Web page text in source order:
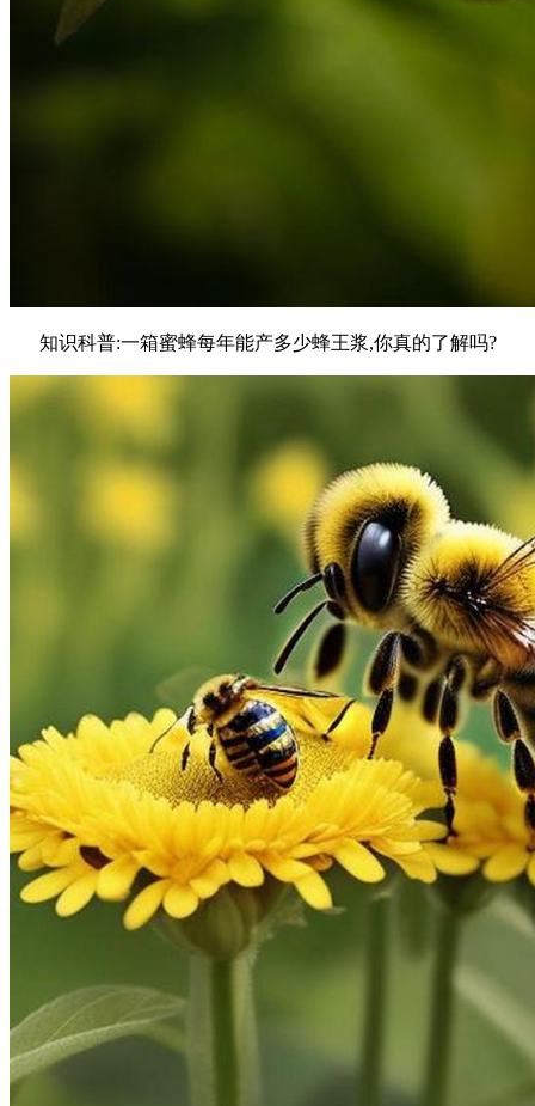
知识科普:一箱蜜蜂每年能产多少蜂王浆,你真的了解吗?